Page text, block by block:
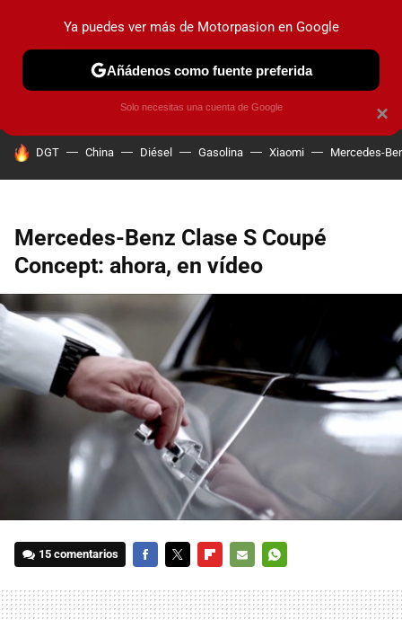
PRUEBAS COCHES ELÉCTRICOS OBSERVATORIO
HOY SE HABLA DE
DGT China Diésel Gasolina Xiaomi Mercedes-
Mercedes-Benz Clase S Coupé
Concept: ahora, en vídeo
15 comentarios
MAIL
×
Ya puedes ver más de Motorpasion en Google
Añádenos como fuente preferida
Solo necesitas una cuenta de Google